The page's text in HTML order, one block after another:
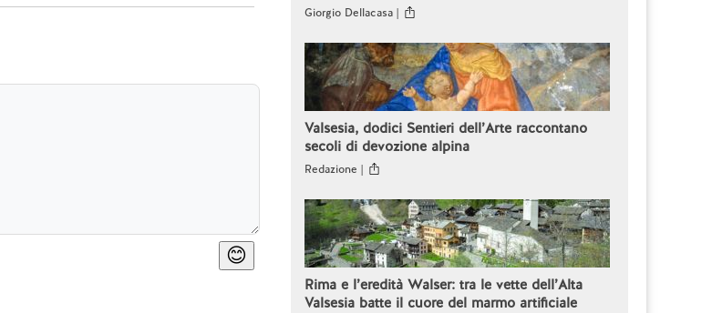
😊
Giorgio Dellacasa |
Valsesia, dodici Sentieri dell’Arte raccontano
secoli di devozione alpina
Redazione |
Rima e l’eredità Walser: tra le vette dell’Alta
Valsesia batte il cuore del marmo artificiale